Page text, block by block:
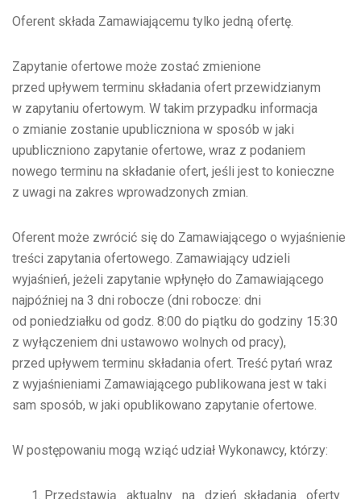
Oferent składa Zamawiającemu tylko jedną ofertę.
Zapytanie ofertowe może zostać zmienione
przed upływem terminu składania ofert przewidzianym
w zapytaniu ofertowym. W takim przypadku informacja
o zmianie zostanie upubliczniona w sposób w jaki
upubliczniono zapytanie ofertowe, wraz z podaniem
nowego terminu na składanie ofert, jeśli jest to konieczne
z uwagi na zakres wprowadzonych zmian.
Oferent może zwrócić się do Zamawiającego o wyjaśnienie
treści zapytania ofertowego. Zamawiający udzieli
wyjaśnień, jeżeli zapytanie wpłynęło do Zamawiającego
najpóźniej na 3 dni robocze (dni robocze: dni
od poniedziałku od godz. 8:00 do piątku do godziny 15:30
z wyłączeniem dni ustawowo wolnych od pracy),
przed upływem terminu składania ofert. Treść pytań wraz
z wyjaśnieniami Zamawiającego publikowana jest w taki
sam sposób, w jaki opublikowano zapytanie ofertowe.
W postępowaniu mogą wziąć udział Wykonawcy, którzy:
Przedstawią aktualny na dzień składania oferty